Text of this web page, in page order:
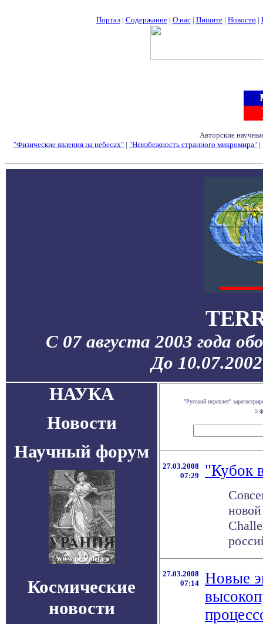
Портал| Содержание| О нас| Пишите| Новости|
Авторские
"Физические явления на небесах" | "Неизбежность странного микромира" |
С 07 августа 2003 года
До
НАУКА
Новости
Научный форум
Космические
новости
"Русский переплет"
5
27.03.2008
07:29
"Кубок
27.03.2008
07:14
Новые